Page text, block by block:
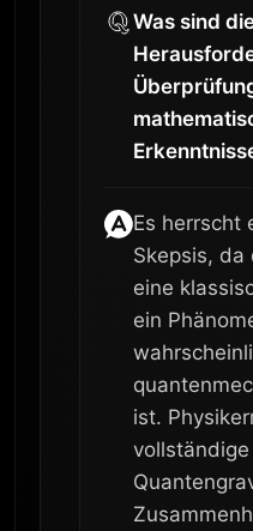
Was sind
Es herrscht
Skepsis, da
eine
ein
ist.